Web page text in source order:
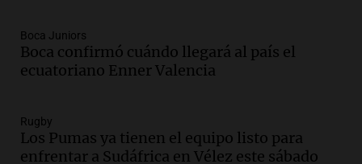
árbitros bajo la lupa tras fallos
controvertidos
Panorama Federal
para modificar proyecto de propiedad
privada en el Senado Nacional
Boca Juniors
Boca confirmó cuándo llegará al país el
ecuatoriano Enner Valencia
Rugby
Los Pumas ya tienen el equipo listo para
enfrentar a Sudáfrica en Vélez este sábado